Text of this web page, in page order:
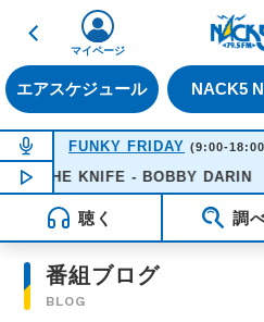
戻る
エアスケジュール NACK5
マイページ
NOW ON AIR
FUNKY FRIDAY (9:00-
NOW PLAYING 16:51
THE KNIFE - BOBBY DARIN
聴く 調
番組ブログ
BLOG